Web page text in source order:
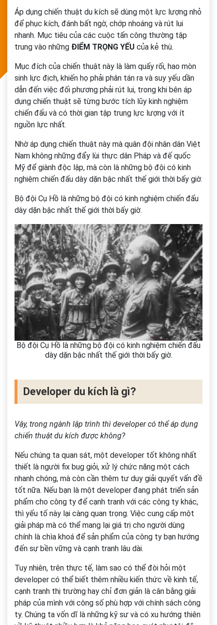
Áp dụng chiến thuật du kích sẽ dùng một lực lượng nhỏ
để phục kích, đánh bất ngờ, chớp nhoáng và rút lui
nhanh. Mục tiêu của các cuộc tấn công thường tập
trung vào những ĐIỂM TRỌNG YẾU của kẻ thù.
Mục đích của chiến thuật này là làm quấy rối, hao mòn
sinh lực địch, khiến họ phải phân tán ra và suy yếu dần
dẫn đến việc đối phương phải rút lui, trong khi bên áp
dụng chiến thuật sẽ từng bước tích lũy kinh nghiệm
chiến đấu và có thời gian tập trung lực lượng với ít
nguồn lực nhất.
Nhờ áp dụng chiến thuật này mà quân đội nhân dân Việt
Nam không những đẩy lùi thực dân Pháp và đế quốc
Mỹ để giành độc lập, mà còn là những bộ đội có kinh
nghiệm chiến đấu dày dặn bậc nhất thế giới thời bấy giờ.
Bộ đội Cụ Hồ là những bộ đội có kinh nghiệm chiến đấu
dày dặn bậc nhất thế giới thời bấy giờ.
Bộ đội Cụ Hồ là những bộ đội có kinh nghiệm chiến đấu
dày dặn bậc nhất thế giới thời bấy giờ.
Developer du kích là gì?
Vậy, trong ngành lập trình thì developer có thể áp dụng
chiến thuật du kích được không?
Nếu chúng ta quan sát, một developer tốt không nhất
thiết là người fix bug giỏi, xử lý chức năng một cách
nhanh chóng, mà còn cần thêm tư duy giải quyết vấn đề
tốt nữa. Nếu bạn là một developer đang phát triển sản
phẩm cho công ty để cạnh tranh với các công ty khác,
thì yếu tố này lại càng quan trọng. Việc cung cấp một
giải pháp mà có thể mang lại giá trị cho người dùng
chính là chìa khoá để sản phẩm của công ty bạn hướng
đến sự bền vững và cạnh tranh lâu dài.
Tuy nhiên, trên thực tế, làm sao có thể đòi hỏi một
developer có thể biết thêm nhiều kiến thức về kinh tế,
cạnh tranh thị trường hay chỉ đơn giản là cân bằng giải
pháp của mình với công số phù hợp với chính sách công
ty. Chúng ta vốn dĩ là những kỹ sư và có xu hướng thiên